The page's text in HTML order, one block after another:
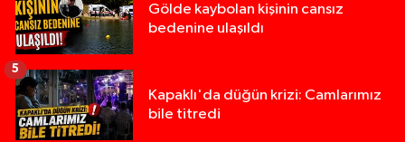
Gölde kaybolan kişinin cansız
bedenine ulaşıldı
Kapaklı'da düğün krizi: Camlarımız
bile titredi
5